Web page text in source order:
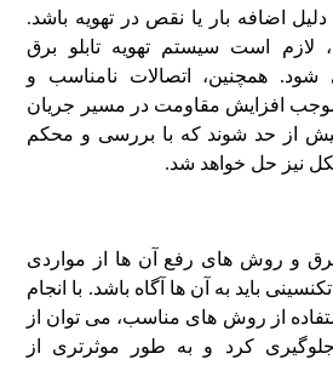
اضافه‌ بار یا نقص در تهویه باشد.
لازم است سیستم تهویه تابلو برق
همچنین، اتصالات نامناسب و
افزایش مقاومت در مسیر جریان
از حد شوند که با بررسی و محکم‌
نیز حل خواهد شد.
برق و روش‌ های رفع آن‌ ها از مواردی
باید به آن‌ ها آگاه باشد. با انجام
از روش‌ های مناسب، می‌ توان از
کرد و به طور موثرتری از